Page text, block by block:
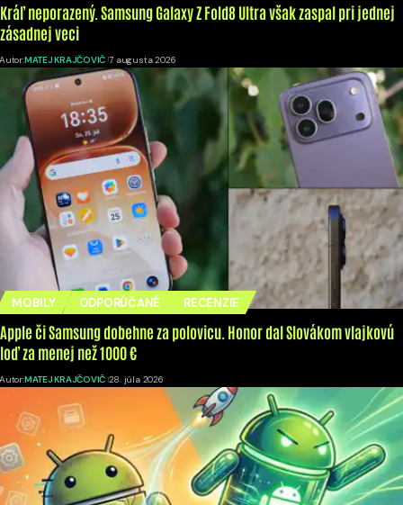
Kráľ neporazený. Samsung Galaxy Z Fold8 Ultra však zaspal pri jednej
zásadnej veci
Autor:MATEJ KRAJČOVIČ 7. augusta 2026
MOBILY ODPORÚČANÉ RECENZIE
Apple či Samsung dobehne za polovicu. Honor dal Slovákom vlajkovú
loď za menej než 1000 €
Autor:MATEJ KRAJČOVIČ 28. júla 2026